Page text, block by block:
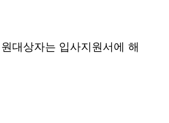
대상자는 입사지원서에 해